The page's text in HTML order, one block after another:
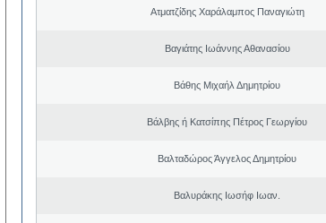
Ατματζίδης Χαράλαμπος Παναγιώτη
Βαγιάτης Ιωάννης Αθανασίου
Βάθης Μιχαήλ Δημητρίου
Βάλβης ή Κατσίπης Πέτρος Γεωργίου
Βαλταδώρος Άγγελος Δημητρίου
Βαλυράκης Ιωσήφ Ιωαν.